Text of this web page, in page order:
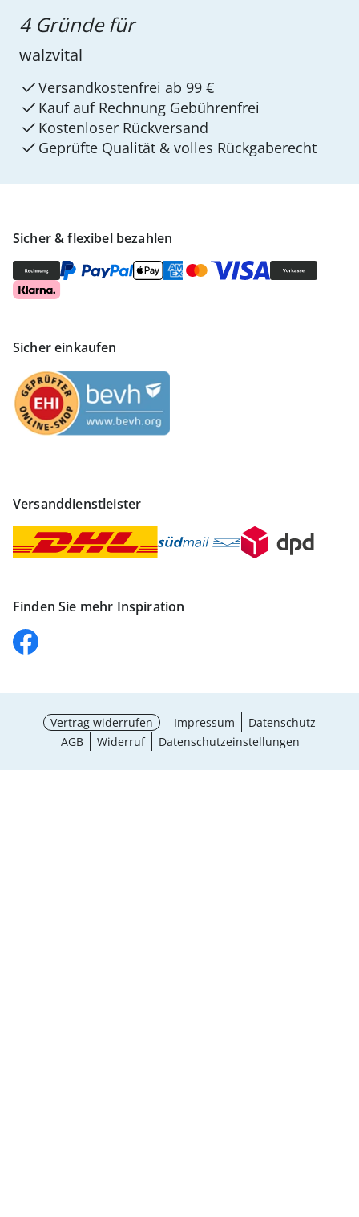
Sicher & flexibel bezahlen
Sicher einkaufen
Versanddienstleister
Finden Sie mehr Inspiration
4 Gründe für
walzvital
Versandkostenfrei ab 99 €
Kauf auf Rechnung Gebührenfrei
Kostenloser Rückversand
Geprüfte Qualität & volles Rückgaberecht
Vertrag widerrufen Impressum
Datenschutz
AGB
Widerruf Datenschutzeinstellungen